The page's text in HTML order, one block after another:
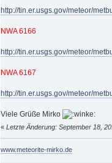
http://tin.er.usgs.gov/meteor/
NWA 6166
http://tin.er.usgs.gov/meteor/
NWA 6167
http://tin.er.usgs.gov/meteor/
Viele Grüße Mirko
« Letzte Änderung: September 18,
www.meteorite-mirko.de